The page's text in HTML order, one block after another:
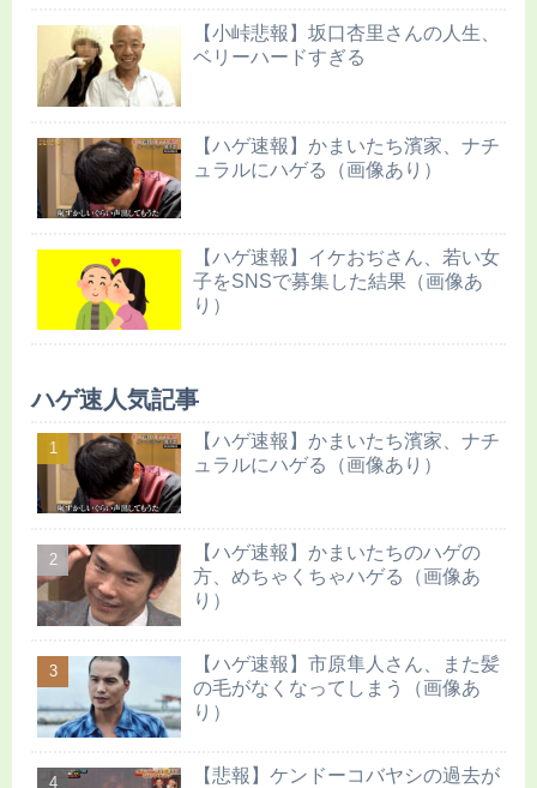
【小峠悲報】坂口杏里さんの人生、
ベリーハードすぎる
【ハゲ速報】かまいたち濱家、ナチ
ュラルにハゲる（画像あり）
【ハゲ速報】イケおぢさん、若い女
子をSNSで募集した結果（画像あ
り）
ハゲ速人気記事
【ハゲ速報】かまいたち濱家、ナチ
ュラルにハゲる（画像あり）
【ハゲ速報】かまいたちのハゲの
方、めちゃくちゃハゲる（画像あ
り）
【ハゲ速報】市原隼人さん、また髪
の毛がなくなってしまう（画像あ
り）
【悲報】ケンドーコバヤシの過去が